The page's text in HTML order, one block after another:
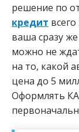
решение по
кредит
ваша сразу
можно не
на то, какой
цена до 5
Оформлять